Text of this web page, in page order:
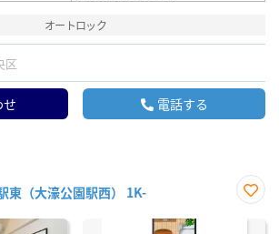
オートロック
区
せ 電話する
東（大濠公園駅西） 1K-
に入